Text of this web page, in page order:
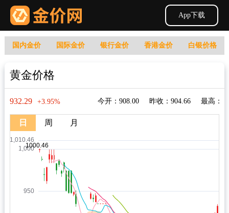
App下载
国内金价 国际金价 银行金价 香港金价 白银价格
黄金价格
932.29 +3.95% 今开：908.00 昨收：904.66 最高：
日 周 月